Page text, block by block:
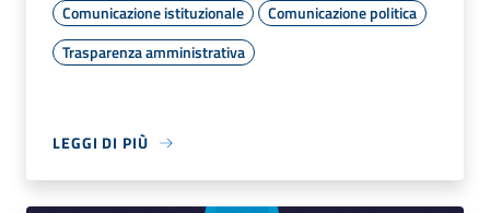
Comunicazione istituzionale
Comunicazione politica
Trasparenza amministrativa
LEGGI DI PIÙ